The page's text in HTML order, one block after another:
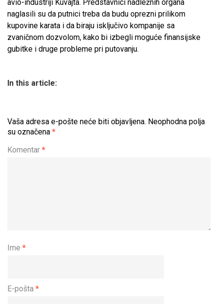
avio-industriji Kuvajta. Predstavnici nadležnih organa
naglasili su da putnici treba da budu oprezni prilikom
kupovine karata i da biraju isključivo kompanije sa
zvaničnom dozvolom, kako bi izbegli moguće finansijske
gubitke i druge probleme pri putovanju.
In this article:
Vaša adresa e-pošte neće biti objavljena. Neophodna polja
su označena *
Komentar *
Ime *
E-pošta *